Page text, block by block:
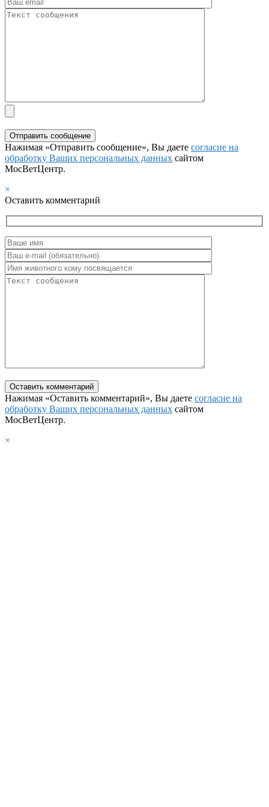
Нажимая «Отправить сообщение», Вы даете согласие на
обработку Ваших персональных данных сайтом
МосВетЦентр.
×
Оставить комментарий
Нажимая «Оставить комментарий», Вы даете согласие на
обработку Ваших персональных данных сайтом
МосВетЦентр.
×